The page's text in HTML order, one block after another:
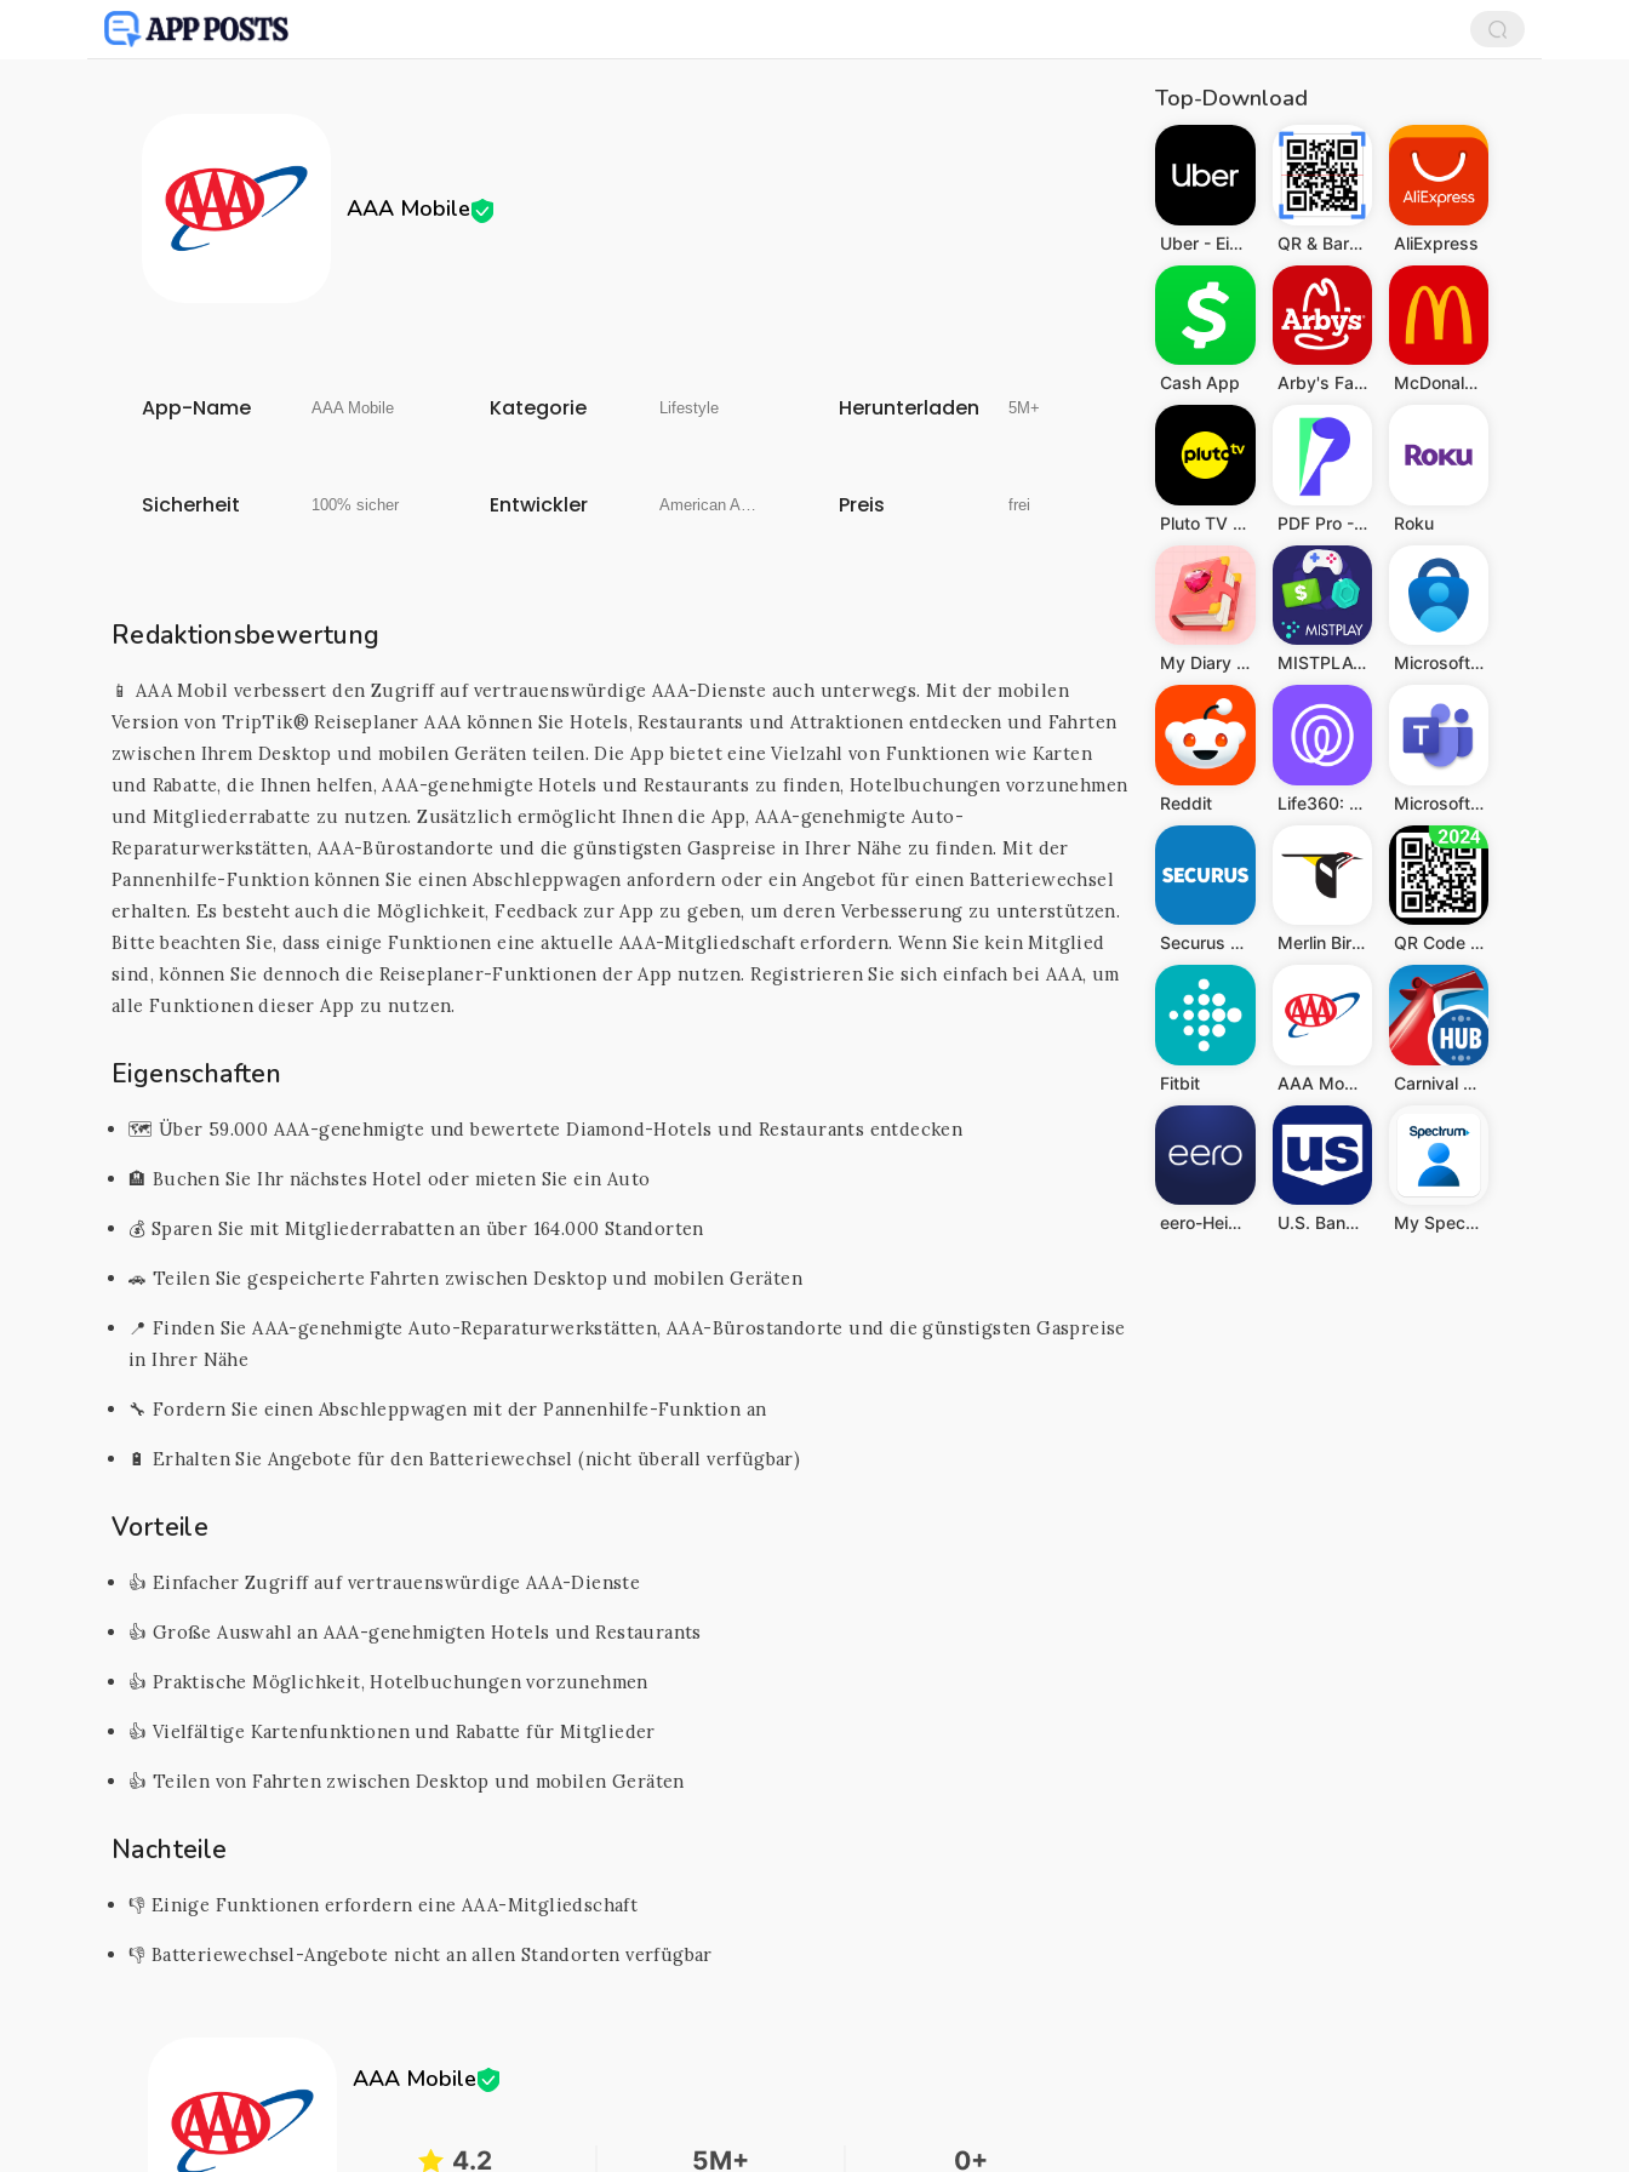
AAA Mobile
App-Name AAA Mobile Kategorie Lifestyle Herunterladen 5M+
Sicherheit 100% sicher Entwickler American Automobile Association, Inc. Preis frei
Redaktionsbewertung
📱 AAA Mobil verbessert den Zugriff auf vertrauenswürdige AAA-Dienste auch unterwegs. Mit der mobilen
Version von TripTik® Reiseplaner AAA können Sie Hotels, Restaurants und Attraktionen entdecken und Fahrten
zwischen Ihrem Desktop und mobilen Geräten teilen. Die App bietet eine Vielzahl von Funktionen wie Karten
und Rabatte, die Ihnen helfen, AAA-genehmigte Hotels und Restaurants zu finden, Hotelbuchungen vorzunehmen
und Mitgliederrabatte zu nutzen. Zusätzlich ermöglicht Ihnen die App, AAA-genehmigte Auto-
Reparaturwerkstätten, AAA-Bürostandorte und die günstigsten Gaspreise in Ihrer Nähe zu finden. Mit der
Pannenhilfe-Funktion können Sie einen Abschleppwagen anfordern oder ein Angebot für einen Batteriewechsel
erhalten. Es besteht auch die Möglichkeit, Feedback zur App zu geben, um deren Verbesserung zu unterstützen.
Bitte beachten Sie, dass einige Funktionen eine aktuelle AAA-Mitgliedschaft erfordern. Wenn Sie kein Mitglied
sind, können Sie dennoch die Reiseplaner-Funktionen der App nutzen. Registrieren Sie sich einfach bei AAA, um
alle Funktionen dieser App zu nutzen.
Eigenschaften
🗺️ Über 59.000 AAA-genehmigte und bewertete Diamond-Hotels und Restaurants entdecken
🏨 Buchen Sie Ihr nächstes Hotel oder mieten Sie ein Auto
💰 Sparen Sie mit Mitgliederrabatten an über 164.000 Standorten
🚗 Teilen Sie gespeicherte Fahrten zwischen Desktop und mobilen Geräten
📍 Finden Sie AAA-genehmigte Auto-Reparaturwerkstätten, AAA-Bürostandorte und die günstigsten Gaspreise
in Ihrer Nähe
🔧 Fordern Sie einen Abschleppwagen mit der Pannenhilfe-Funktion an
🔋 Erhalten Sie Angebote für den Batteriewechsel (nicht überall verfügbar)
Vorteile
👍 Einfacher Zugriff auf vertrauenswürdige AAA-Dienste
👍 Große Auswahl an AAA-genehmigten Hotels und Restaurants
👍 Praktische Möglichkeit, Hotelbuchungen vorzunehmen
👍 Vielfältige Kartenfunktionen und Rabatte für Mitglieder
👍 Teilen von Fahrten zwischen Desktop und mobilen Geräten
Nachteile
👎 Einige Funktionen erfordern eine AAA-Mitgliedschaft
👎 Batteriewechsel-Angebote nicht an allen Standorten verfügbar
AAA Mobile
4.2 5M+ 0+
Top-Download
Uber - Eine Fahrt bestellen QR & Barcode Scanner (Deutsch) AliExpress
Cash App Arby's Fast Food Sandwiches McDonald's
Pluto TV - TV, Filme & Serien PDF Pro - Reader & Maker Roku
My Diary - Diary With Lock MISTPLAY: Spiele für Belohnung Microsoft Authenticator
Reddit Life360: Standort teilen Microsoft Teams
Securus Mobile Merlin Bird ID von Cornell Lab QR Code Scanner (Deutsch)
Fitbit AAA Mobile Carnival HUB
eero-Heim-WLAN-System U.S. Bank Mobile Banking My Spectrum